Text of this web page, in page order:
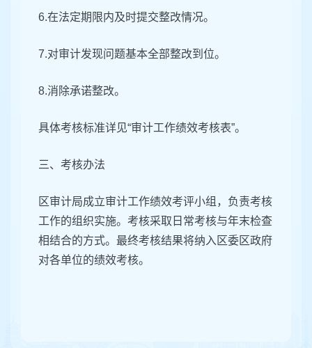
6.在法定期限内及时提交整改情况。
7.对审计发现问题基本全部整改到位。
8.消除承诺整改。
具体考核标准详见“审计工作绩效考核表”。
三、考核办法
区审计局成立审计工作绩效考评小组，负责考核
工作的组织实施。考核采取日常考核与年末检查
相结合的方式。最终考核结果将纳入区委区政府
对各单位的绩效考核。